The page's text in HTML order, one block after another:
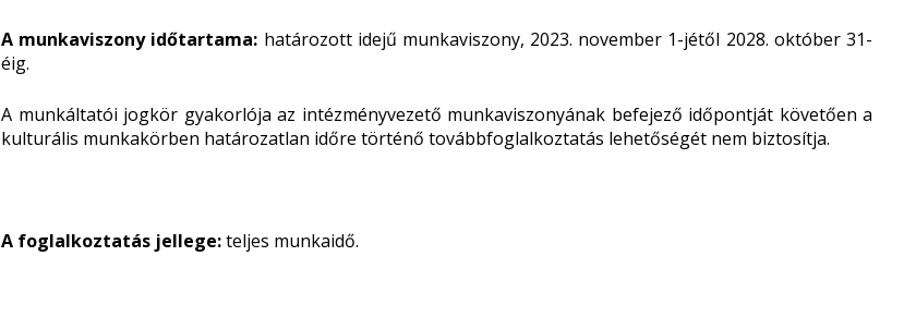
A munkaviszony időtartama: határozott idejű munkaviszony, 2023. november 1-jétől 2028. október 31-
éig.
A munkáltatói jogkör gyakorlója az intézményvezető munkaviszonyának befejező időpontját követően a
kulturális munkakörben határozatlan időre történő továbbfoglalkoztatás lehetőségét nem biztosítja.
A foglalkoztatás jellege:teljes munkaidő.